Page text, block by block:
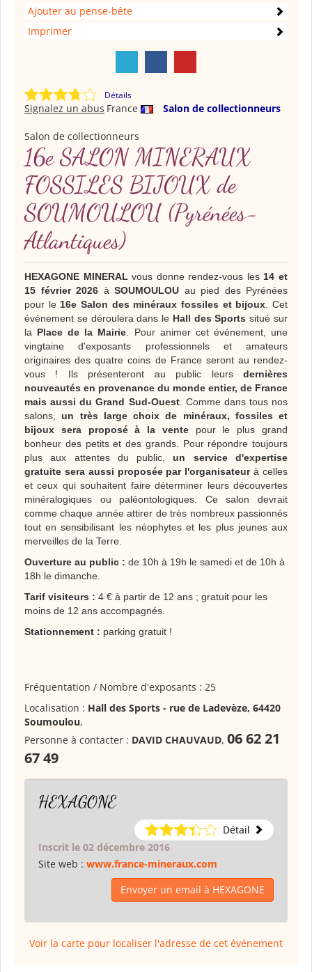
Ajouter au pense-bête
Imprimer
Détails
France Salon de collectionneurs
Signalez un abus
Salon de collectionneurs
16e SALON MINERAUX
FOSSILES BIJOUX de
SOUMOULOU (Pyrénées-
Atlantiques)
HEXAGONE MINERALvous donne rendez-vous les 14 et
15 février 2026 à SOUMOULOU au pied des Pyrénées
pour le 16e Salon des minéraux fossiles et bijoux . Cet
événement se déroulera dans le Hall des Sportssitué sur
la Place de la Mairie . Pour animer cet événement, une
vingtaine d'exposants professionnels et amateurs
originaires des quatre coins de France seront au rendez-
vous ! Ils présenteront au public leurs dernières
nouveautés en provenance du monde entier, de France
mais aussi du Grand Sud-Ouest. Comme dans tous nos
salons,un très large choix de minéraux, fossiles et
bijoux sera proposé à la vente pour le plus grand
bonheur des petits et des grands. Pour répondre toujours
plus aux attentes du public,un service d'expertise
gratuite sera aussi proposée par l'organisateurà celles
et ceux qui souhaitent faire déterminer leurs découvertes
minéralogiques ou paléontologiques. Ce salon devrait
comme chaque année attirer de très nombreux passionnés
tout en sensibilisant les néophytes et les plus jeunes aux
merveilles de la Terre.
Ouverture au public : de 10h à 19h le samedi et de 10h à
18h le dimanche.
Tarif visiteurs : 4 € à partir de 12 ans ; gratuit pour les
moins de 12 ans accompagnés.
Stationnement : parking gratuit !
Fréquentation / Nombre d'exposants : 25
Localisation : Hall des Sports - rue de Ladevèze, 64420
Soumoulou,
Personne à contacter : DAVID CHAUVAUD, 06 62 21
67 49
HEXAGONE
Détail
Inscrit le 02 décembre 2016
Site web : www.france-mineraux.com
Envoyer un email à HEXAGONE
Voir la carte pour localiser l'adresse de cet événement